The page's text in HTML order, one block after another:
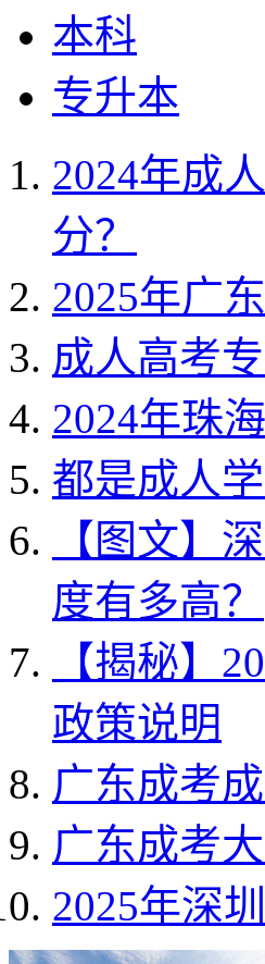
本科
专升本
2024年成
分？
2025年广
成人高考
2024年珠
都是成人
【图文】
度有多高？
【揭秘】
政策说明
广东成考
广东成考
2025年深